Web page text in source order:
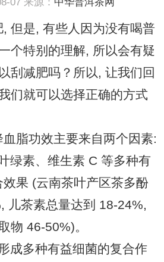
但是, 有些人因为没有喝普
个特别的理解, 所以会有疑
刮减肥吗？所以, 让我们回
们就可以选择正确的方式
脂功效主要来自两个因素:
绿素、维生素 C 等多种有
果 (云南茶叶产区茶多酚
儿茶素总量达到 18-24%,
物 46-50%)。
成多种有益细菌的复合作